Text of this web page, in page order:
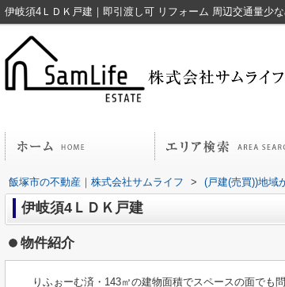
飯塚市の不動産｜株式会社サムライフ > (戸建(売買))地域
伊岐須4ＬＤＫ戸建
物件紹介
りふぉーむ済・143㎡の建物面積でスペースの面でも